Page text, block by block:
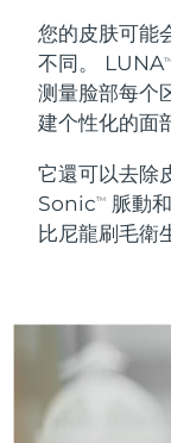
您的皮肤可能
不同。 LUNA
测量脸部每个
建个性化的面
它還可以去除
SonicTM
脈動
比尼龍刷毛衛
面部清潔
補水保濕
抗老
比利時
百慕達
波士尼亞與赫
汶萊
加拿大
智利